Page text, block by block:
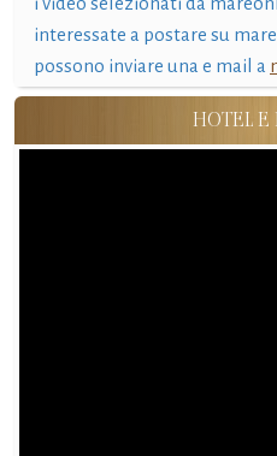
interessate a postare su
possono inviare una e mail a
HOTEL E